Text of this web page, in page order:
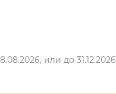
или до 31.12.2026